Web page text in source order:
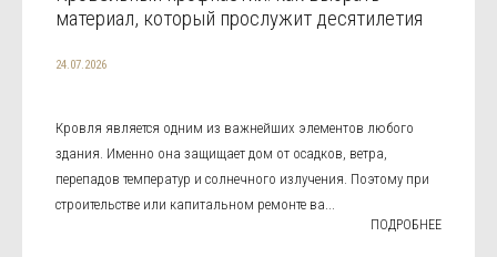
материал, который прослужит десятилетия
24.07.2026
Кровля является одним из важнейших элементов любого
здания. Именно она защищает дом от осадков, ветра,
перепадов температур и солнечного излучения. Поэтому при
строительстве или капитальном ремонте ва...
ПОДРОБНЕЕ